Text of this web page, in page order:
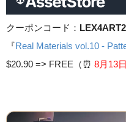
クーポンコード：
『Real Materials vol.10 -
$20.90 => FREE（⏰️ 8月13